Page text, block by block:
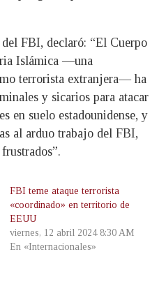
FBI, declaró: “El Cuerpo
Islámica —una
terrorista extranjera— ha
y sicarios para atacar
en suelo estadounidense, y
al arduo trabajo del FBI,
FBI teme ataque terrorista
«coordinado» en territorio de
EEUU
viernes, 12 abril 2024 8:30 AM
En «Internacionales»